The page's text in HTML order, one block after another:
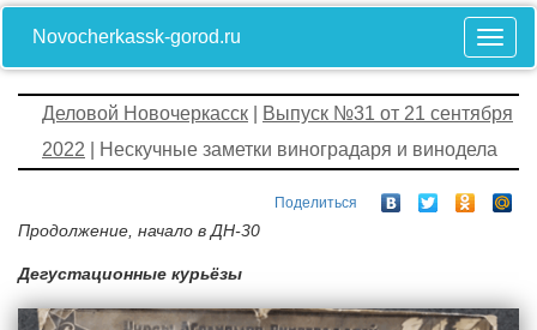
Novocherkassk-gorod.ru
Деловой Новочеркасск
Выпуск №31 от 21 сентября
2022 | Нескучные заметки виноградаря и винодела
Поделиться
Продолжение, начало в ДН-30
Дегустационные курьёзы